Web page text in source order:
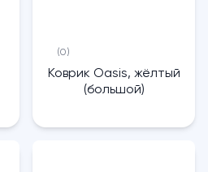
(0)
Коврик Oasis, жёлтый
(большой)